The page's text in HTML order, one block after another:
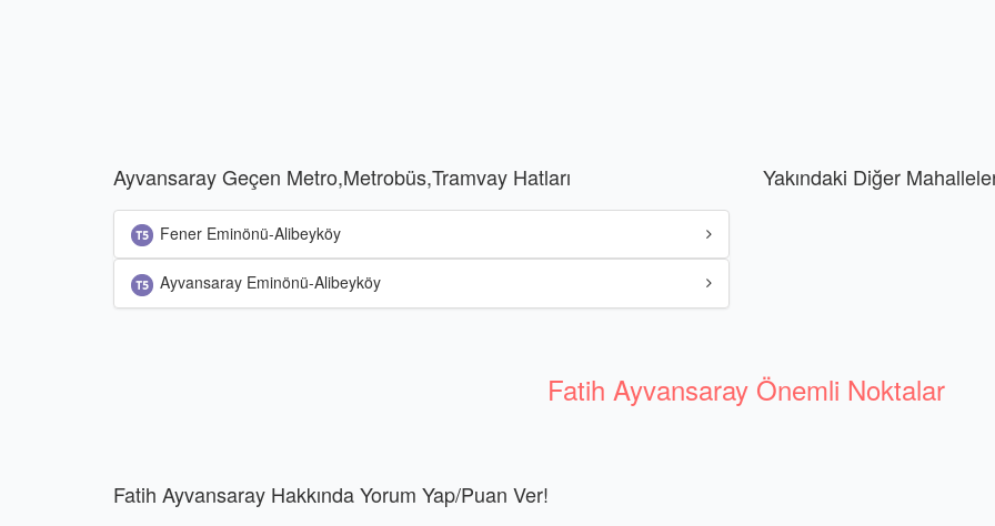
Ayvansaray Geçen Metro,Metrobüs,Tramvay Hatları
Fener Eminönü-Alibeyköy
Ayvansaray Eminönü-Alibeyköy
Yakındaki Diğer
Fatih Ayvansaray Önemli Noktalar
Fatih Ayvansaray Hakkında Yorum Yap/Puan Ver!